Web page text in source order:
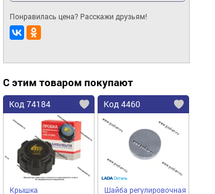
Понравилась цена? Расскажи друзьям!
С этим товаром покупают
Код 74184
Крышка
Код 4460
Шайба регулировочная